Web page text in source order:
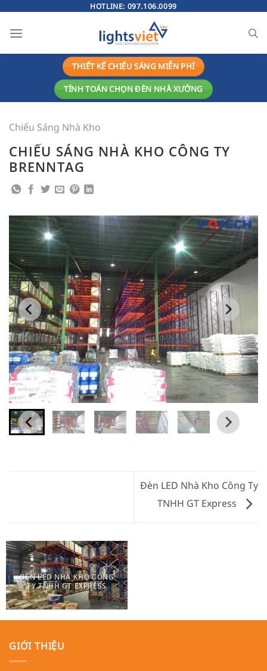
nội
dung
HOTLINE: 097.106.0099
THIẾT KẾ CHIẾU SÁNG MIỄN PHÍ
TÍNH TOÁN CHỌN ĐÈN NHÀ XƯỞNG
Chiếu Sáng Nhà Kho
CHIẾU SÁNG NHÀ KHO CÔNG TY
BRENNTAG
Đèn LED Nhà Kho Công Ty
TNHH GT Express
ĐÈN LED NHÀ KHO CÔNG
TY TNHH GT EXPRESS
GIỚI THIỆU